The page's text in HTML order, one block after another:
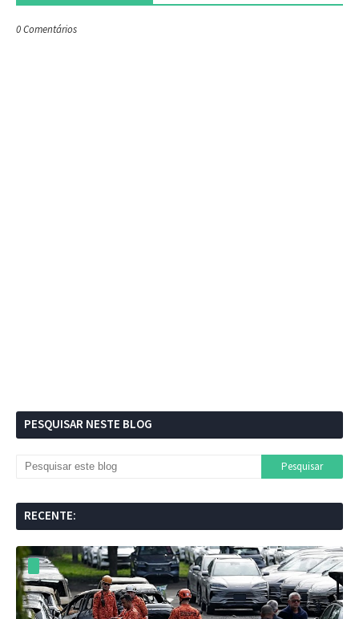
0 Comentários
PESQUISAR NESTE BLOG
RECENTE: